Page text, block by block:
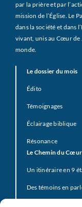
par la prière et par
mission de l’Église. Le
dans la société et dans
vivant, unis au Cœur de
monde.
Le dossier du mois
Édito
Témoignages
Éclairage biblique
Résonance
Le Chemin du Cœur
Un itinéraire en 9
Des témoins en